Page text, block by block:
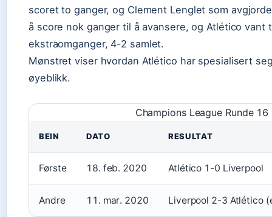
scoret to ganger, og Clement Lenglet som
å score nok ganger til å avansere, og Atlético vant
ekstraomganger, 4-2 samlet.
Mønstret viser hvordan Atlético har spesialisert
øyeblikk.
Champions League Runde
BEIN DATO RESULTAT
Første 18. feb. 2020 Atlético 1-0 Liverpool
Andre 11. mar. 2020 Liverpool 2-3 Atlético